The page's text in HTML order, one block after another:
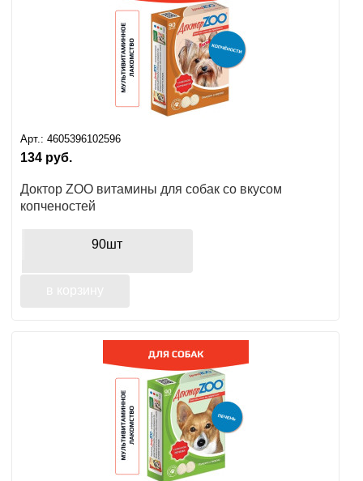
Арт.: 4605396102596
134 руб.
Доктор ZOO витамины для собак со вкусом
копченостей
90шт